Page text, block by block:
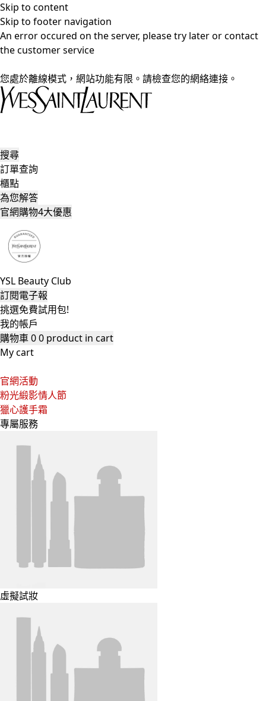
Skip to content
Skip to footer navigation
An error occured on the server, please try later or contact
the customer service
您處於離線模式，網站功能有限。請檢查您的網絡連接。
搜尋
訂單查詢
櫃點
為您解答
官網購物4大優惠
YSL Beauty Club
訂閱電子報
挑選免費試用包!
我的帳戶
購物車00 product in cart
My cart
官網活動
粉光緞影情人節
獵心護手霜
專屬服務
虛擬試妝